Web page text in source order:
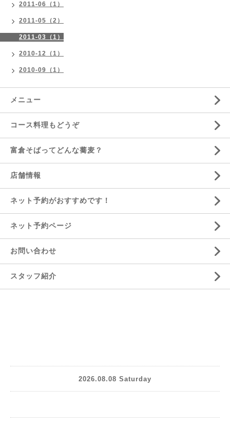
2011-06（1）
2011-05（2）
2011-03（1）
2010-12（1）
2010-09（1）
メニュー
コース料理もどうぞ
富倉そばってどんな蕎麦？
店舗情報
ネット予約がおすすめです！
ネット予約ページ
お問い合わせ
スタッフ紹介
2026.08.08 Saturday